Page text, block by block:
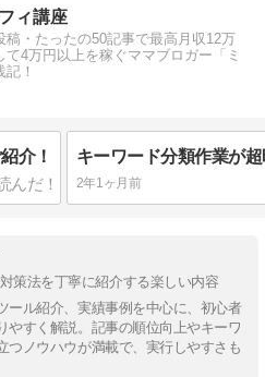
ィ講座
稿・たったの50記事で最高月収12万
4万円以上を稼ぐママブロガー「ミ
！
介！
2年1ヶ月前
策法を丁寧に紹介する楽しい内容
ール紹介、実績事例を中心に、初心者
やすく解説。記事の順位向上やキーワ
つノウハウが満載で、実行しやすさも